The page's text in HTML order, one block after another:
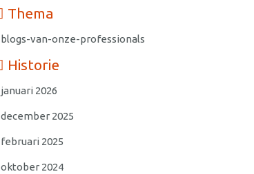
Thema
blogs-van-onze-professionals
Historie
januari 2026
december 2025
februari 2025
oktober 2024